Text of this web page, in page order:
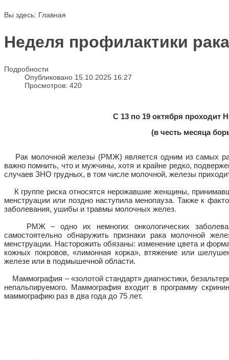
Вы здесь: Главная
Неделя профилактики
Подробности
Опубликовано 15.10.2025 16:27
Просмотров: 420
С 13 по 19 октября
(в честь месяца
Рак молочной железы (РМЖ) является одним из самых
важно помнить, что и мужчины, хотя и крайне редко,
случаев ЗНО грудных, в том числе молочной, железы
К группе риска относятся нерожавшие женщины,
менструации или поздно наступила менопауза. Также к
заболевания, ушибы и травмы молочных желез.
РМЖ – одно их немногих онкологических
самостоятельно обнаружить признаки рака молочной
менструации. Насторожить обязаны: изменение цвета и
кожных покровов, «лимонная корка», втяжение или
железе или в подмышечной области.
Маммография – «золотой стандарт» диагностики,
непальпируемого. Маммография входит в программу
маммографию раз в два года до 75 лет.